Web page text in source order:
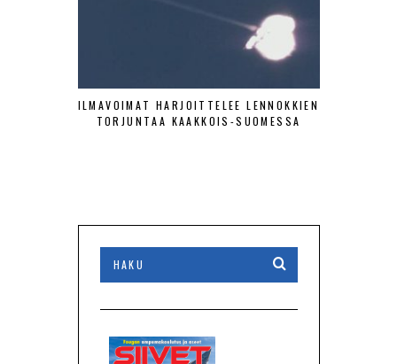
ILMAVOIMAT HARJOITTELEE LENNOKKIEN
TORJUNTAA KAAKKOIS-SUOMESSA